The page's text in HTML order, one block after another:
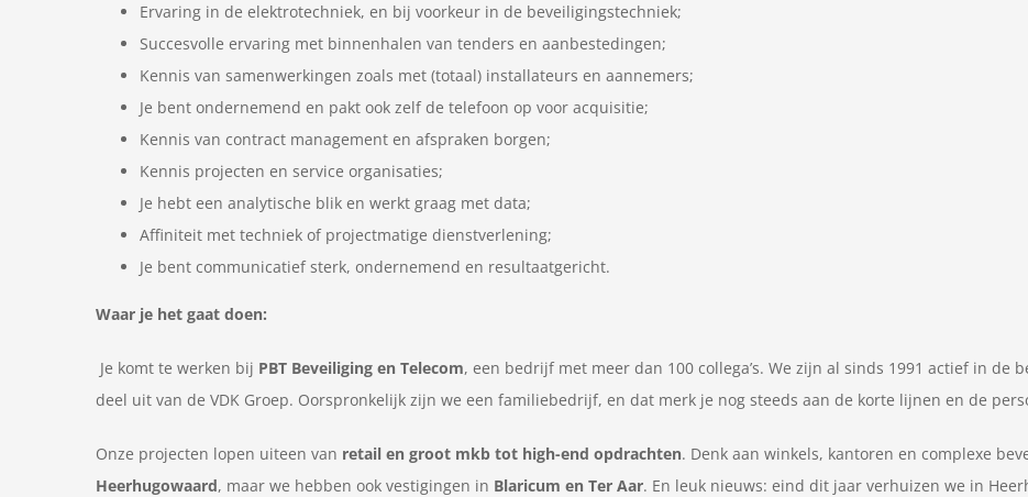
Ervaring in de elektrotechniek, en bij voorkeur in de beveiligingstechniek;
Succesvolle ervaring met binnenhalen van tenders en aanbestedingen;
Kennis van samenwerkingen zoals met (totaal) installateurs en aannemers;
Je bent ondernemend en pakt ook zelf de telefoon op voor acquisitie;
Kennis van contract management en afspraken borgen;
Kennis projecten en service organisaties;
Je hebt een analytische blik en werkt graag met data;
Affiniteit met techniek of projectmatige dienstverlening;
Je bent communicatief sterk, ondernemend en resultaatgericht.
Waar je het gaat doen:
Je komt te werken bij PBT Beveiliging en Telecom, een bedrijf met meer dan 100 collega’s. We zijn al sinds 1991 actief in de
deel uit van de VDK Groep. Oorspronkelijk zijn we een familiebedrijf, en dat merk je nog steeds aan de korte lijnen en de
Onze projecten lopen uiteen van retail en groot mkb tot high-end opdrachten. Denk aan winkels, kantoren en complexe
Heerhugowaard, maar we hebben ook vestigingen in Blaricum en Ter Aar. En leuk nieuws: eind dit jaar verhuizen we in